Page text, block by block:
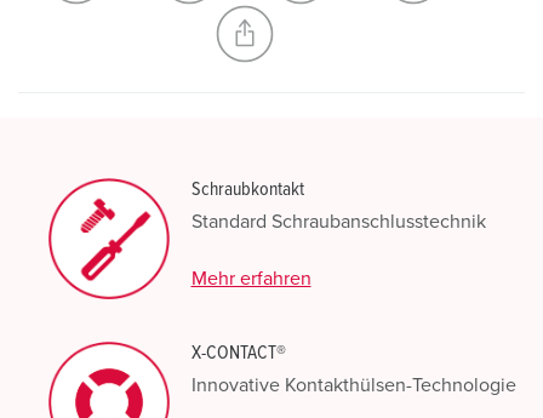
NEUE LISTE ERSTELLEN
Schraubkontakt
Standard Schraubanschlusstechnik
Mehr erfahren
X-CONTACT®
Innovative Kontakthülsen-Technologie